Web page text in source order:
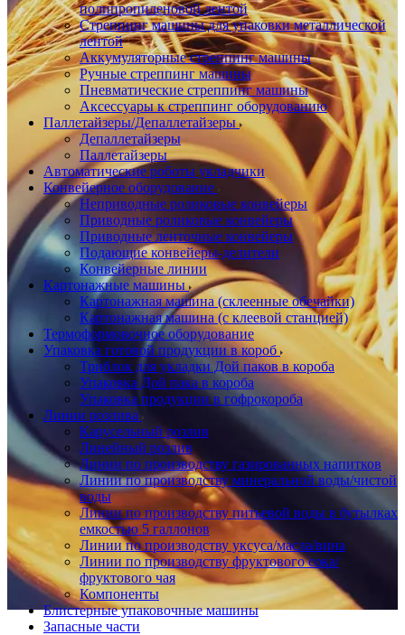
полипропиленовой лентой
Стреппинг машины для упаковки металлической
лентой
Аккумуляторные стреппинг машины
Ручные стреппинг машины
Пневматические стреппинг машины
Аксессуары к стреппинг оборудованию
Паллетайзеры/Депаллетайзеры
Депаллетайзеры
Паллетайзеры
Автоматические роботы укладчики
Конвейерное оборудование
Неприводные роликовые конвейеры
Приводные роликовые конвейеры
Приводные ленточные конвейеры
Подающие конвейеры-делители
Конвейерные линии
Картонажные машины
Картонажная машина (склеенные обечайки)
Картонажная машина (с клеевой станцией)
Термоформовочное оборудование
Упаковка готовой продукции в короб
Триблок для укладки Дой паков в короба
Упаковка Дой пака в короба
Упаковка продукции в гофрокороба
Линии розлива
Карусельный розлив
Линейный розлив
Линии по производству газированных напитков
Линии по производству минеральной воды/чистой
воды
Линии по производству питьевой воды в бутылках
емкостью 5 галлонов
Линии по производству уксуса/масла/вина
Линии по производству фруктового сока/
фруктового чая
Компоненты
Блистерные упаковочные машины
Запасные части